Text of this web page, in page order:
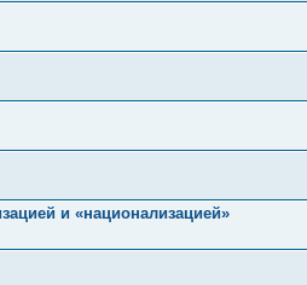
и «национализацией»